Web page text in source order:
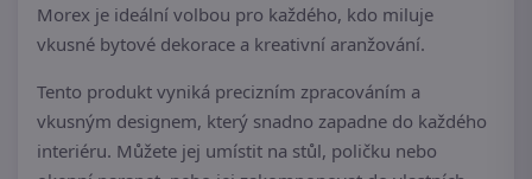
Morex je ideální volbou pro každého, kdo miluje
vkusné bytové dekorace a kreativní aranžování.
Tento produkt vyniká precizním zpracováním a
vkusným designem, který snadno zapadne do každého
interiéru. Můžete jej umístit na stůl, poličku nebo